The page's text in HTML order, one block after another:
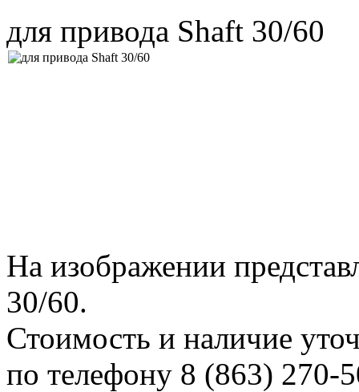
для привода Shaft 30/60
На изображении
30/60.
Стоимость и наличие
по телефону 8 (863) 270-